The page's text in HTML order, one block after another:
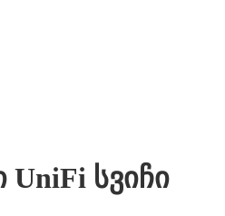
UniFi სვიჩი